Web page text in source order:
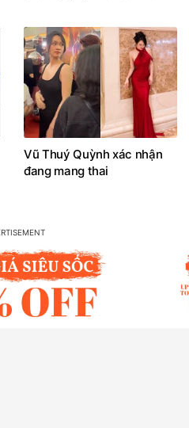
Vũ Thuý Quỳnh xác nhận
đang mang thai